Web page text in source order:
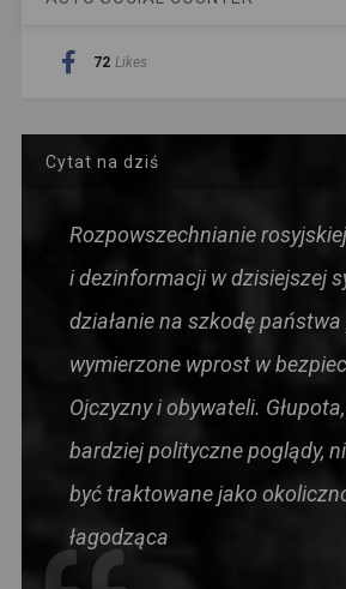
72 Likes
Cytat na dziś
Rozpowszechnianie
i dezinformacji w dzisiejszej
działanie na szkodę państwa
wymierzone wprost w
Ojczyzny i obywateli.
bardziej polityczne poglądy,
być traktowane jako
łagodząca